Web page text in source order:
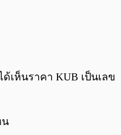
/0:00
เห็นราคา KUB เป็นเลข
น